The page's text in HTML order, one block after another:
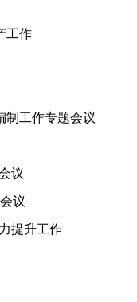
工作
制工作专题会议
议
议
提升工作